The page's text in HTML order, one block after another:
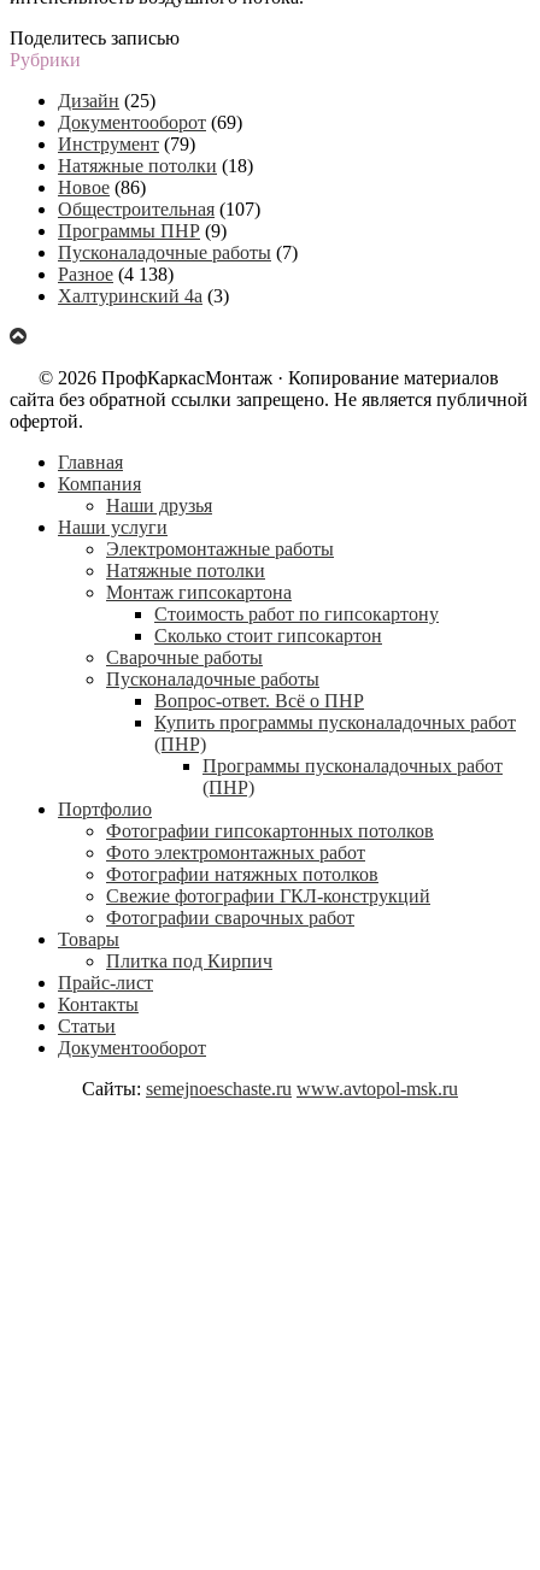
Поделитесь записью
Рубрики
Дизайн (25)
Документооборот (69)
Инструмент (79)
Натяжные потолки (18)
Новое (86)
Общестроительная (107)
Программы ПНР (9)
Пусконаладочные работы (7)
Разное (4 138)
Халтуринский 4а (3)
© 2026 ПрофКаркасМонтаж · Копирование материалов
сайта без обратной ссылки запрещено. Не является публичной
офертой.
Главная
Компания
Наши друзья
Наши услуги
Электромонтажные работы
Натяжные потолки
Монтаж гипсокартона
Стоимость работ по гипсокартону
Сколько стоит гипсокартон
Сварочные работы
Пусконаладочные работы
Вопрос-ответ. Всё о ПНР
Купить программы пусконаладочных работ
(ПНР)
Программы пусконаладочных работ
(ПНР)
Портфолио
Фотографии гипсокартонных потолков
Фото электромонтажных работ
Фотографии натяжных потолков
Свежие фотографии ГКЛ-конструкций
Фотографии сварочных работ
Товары
Плитка под Кирпич
Прайс-лист
Контакты
Статьи
Документооборот
Сайты: semejnoeschaste.ru www.avtopol-msk.ru